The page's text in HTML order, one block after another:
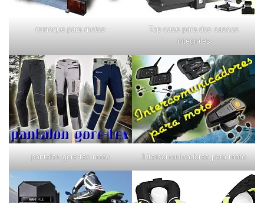
remoque para motos
Top case para dos cascos
integrales
pantalon gore-tex moto Intercomunicadores para moto